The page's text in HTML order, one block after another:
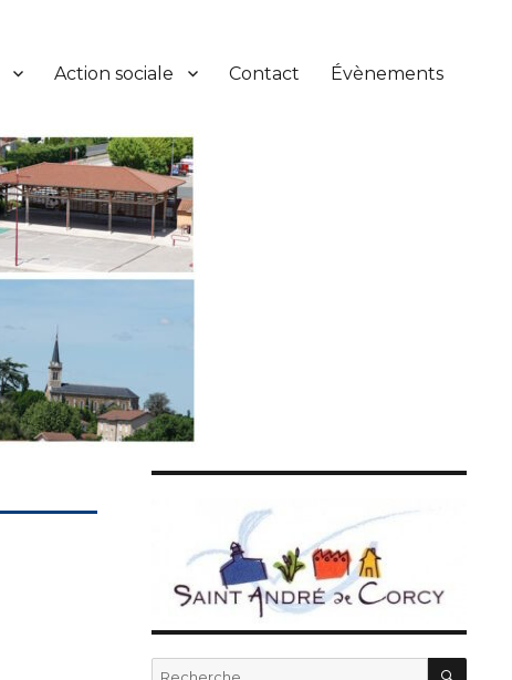
Action sociale Contact Évènements
Recherche